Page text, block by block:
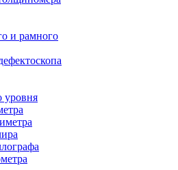
и рамного
уровня